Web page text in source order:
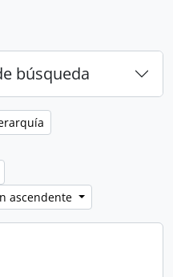
búsqueda
ascendente